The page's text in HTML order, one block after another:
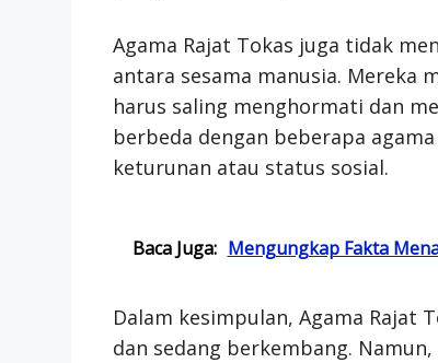
Agama Rajat Tokas juga tidak
antara sesama manusia. Mereka
harus saling menghormati dan
berbeda dengan beberapa
keturunan atau status sosial.
Baca Juga: Mengungkap Fakta
Dalam kesimpulan, Agama Rajat
dan sedang berkembang.